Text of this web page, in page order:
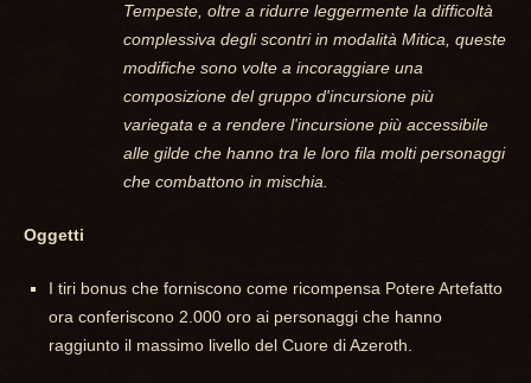
Tempeste, oltre a ridurre leggermente la difficoltà
complessiva degli scontri in modalità Mitica, queste
modifiche sono volte a incoraggiare una
composizione del gruppo d'incursione più
variegata e a rendere l'incursione più accessibile
alle gilde che hanno tra le loro fila molti personaggi
che combattono in mischia.
Oggetti
I tiri bonus che forniscono come ricompensa Potere Artefatto
ora conferiscono 2.000 oro ai personaggi che hanno
raggiunto il massimo livello del Cuore di Azeroth.